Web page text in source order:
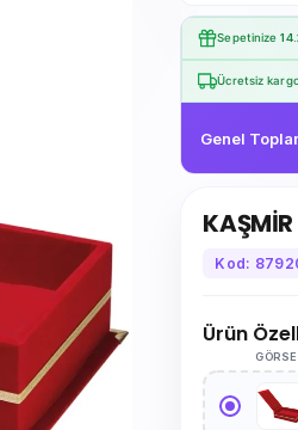
Sepetinize
Ücretsiz
Genel
Kod:
Ürün